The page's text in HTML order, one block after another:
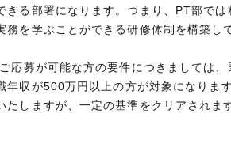
きる部署になります。つまり、PT部では
を学ぶことができる研修体制を構築し
応募が可能な方の要件につきましては、
年収が500万円以上の方が対象になりま
たしますが、一定の基準をクリアされま